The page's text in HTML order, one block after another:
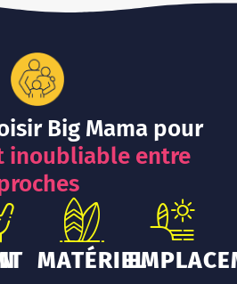
Big Mama pour
inoubliable entre
MATÉRIEL